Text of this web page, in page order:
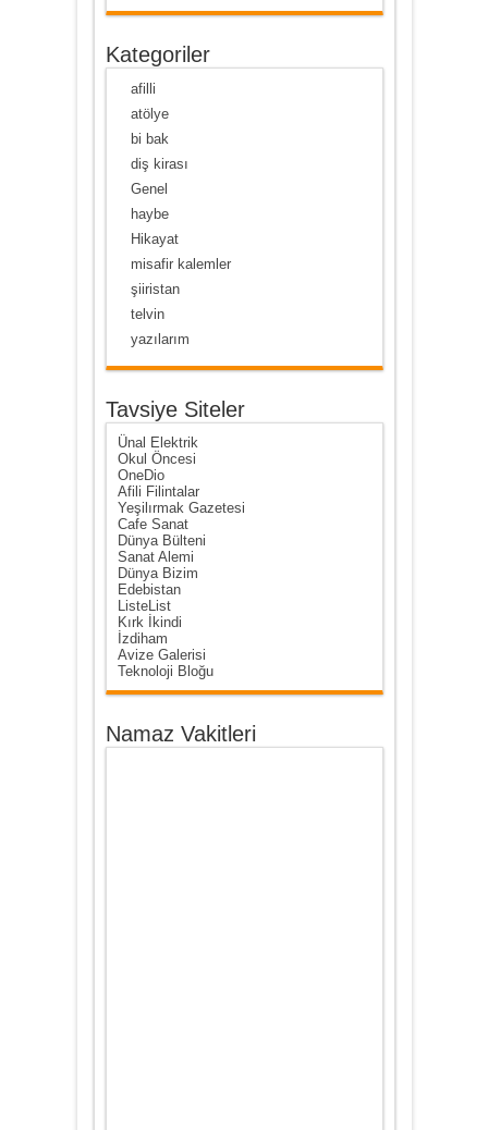
Kategoriler
afilli
atölye
bi bak
diş kirası
Genel
haybe
Hikayat
misafir kalemler
şiiristan
telvin
yazılarım
Tavsiye Siteler
Ünal Elektrik
Okul Öncesi
OneDio
Afili Filintalar
Yeşilırmak Gazetesi
Cafe Sanat
Dünya Bülteni
Sanat Alemi
Dünya Bizim
Edebistan
ListeList
Kırk İkindi
İzdiham
Avize Galerisi
Teknoloji Bloğu
Namaz Vakitleri